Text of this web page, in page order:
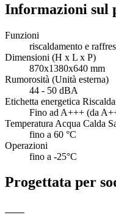
Informazioni sul
Funzioni
riscaldamento e
Dimensioni (H x L x P)
870x1380x640 mm
Rumorosità (Unità esterna)
44 - 50 dBA
Etichetta energetica
Fino ad A+++ (da
Temperatura Acqua Calda
fino a 60 °C
Operazioni
fino a -25°C
Progettata per